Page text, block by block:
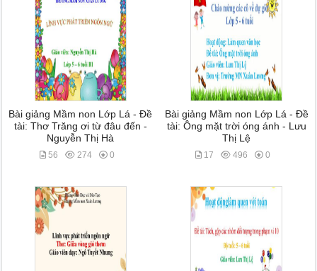
Bài giảng Mầm non Lớp Lá - Đề
tài: Thơ Trăng ơi từ đâu đến -
Nguyễn Thị Hà
56 274 0
Bài giảng Mầm non Lớp Lá - Đề
tài: Ông mặt trời óng ánh - Lưu
Thị Lệ
17 496 0